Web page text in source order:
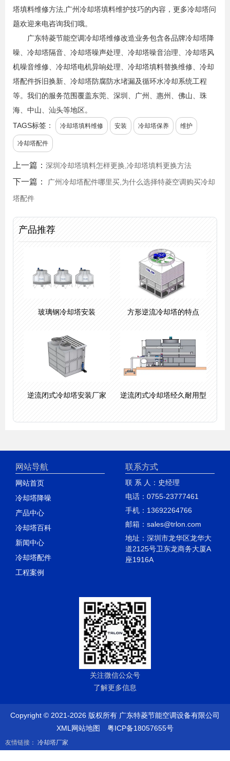
塔填料维修方法,广州冷却塔填料维护技巧的内容，更多冷却塔问
题欢迎来电咨询我们哦。
广东特菱节能空调冷却塔维修改造业务包含各品牌冷却塔降
噪、冷却塔隔音、冷却塔噪声处理、冷却塔噪音治理、冷却塔风
机噪音维修、冷却塔电机异响处理、冷却塔填料替换维修、冷却
塔配件拆旧换新、冷却塔防腐防水堵漏及循环水冷却系统工程
等。我们的服务范围覆盖东莞、深圳、广州、惠州、佛山、珠
海、中山、汕头等地区。
TAGS标签：
冷却塔填料维修 安装 冷却塔保养 维护
冷却塔配件
上一篇： 深圳冷却塔填料怎样更换,冷却塔填料更换方法
下一篇： 广州冷却塔配件哪里买,为什么选择特菱空调购买冷却
塔配件
产品推荐
玻璃钢冷却塔安装 方形逆流冷却塔的特点
逆流闭式冷却塔安装厂家 逆流闭式冷却塔经久耐用型
网站导航
网站首页
冷却塔降噪
产品中心
冷却塔百科
新闻中心
冷却塔配件
工程案例
联系方式
联 系 人：史经理
电话：0755-23777461
手机：13692264766
邮箱：sales@trlon.com
地址：深圳市龙华区龙华大
道2125号卫东龙商务大厦A
座1916A
关注微信公众号
了解更多信息
Copyright © 2021-2026 版权所有 广东特菱节能空调设备有限公司
XML网站地图
粤ICP备18057655号
友情链接： 冷却塔厂家